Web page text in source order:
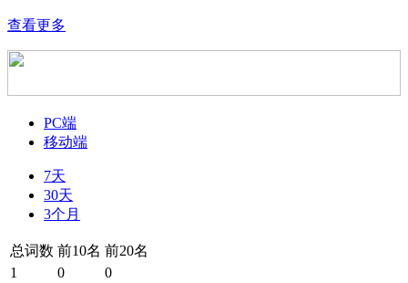
查看更多
PC端
移动端
7天
30天
3个月
总词数 前10名 前20名
1
0
0